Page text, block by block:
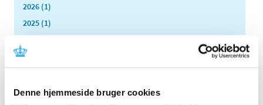
Denne hjemmeside bruger cookies
2026 (1)
2025 (1)
2023 (1)
2021 (1)